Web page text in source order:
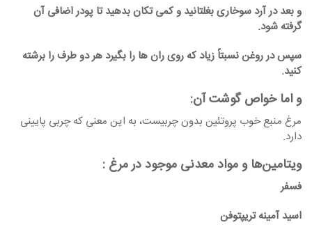
و بعد در آرد سوخاری بغلتانید و کمی تکان بدهید تا پودر اضافی آن
گرفته شود.
سپس در روغن نسبتاً زیاد که روی ران ها را بگیرد هر دو طرف را برشته
کنید.
و اما خواص گوشت آن:
مرغ منبع خوب پروتئین بدون چربیست، به این معنی که چربی پایینی
دارد.
ویتامین‌ها و مواد معدنی موجود در مرغ :
فسفر
اسید آمینه تریپتوفن